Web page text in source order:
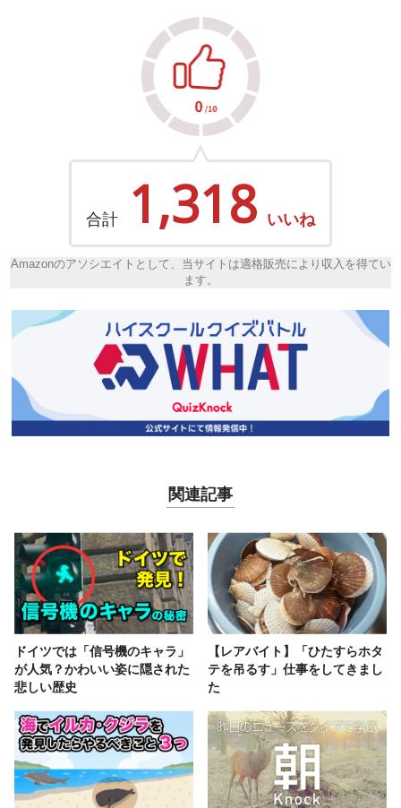
合計 1,318 いいね
Amazonのアソシエイトとして、当サイトは適格販売により収入を得てい
ます。
関連記事
ドイツでは「信号機のキャラ」
が人気？かわいい姿に隠された
悲しい歴史
【レアバイト】「ひたすらホタ
テを吊るす」仕事をしてきまし
た